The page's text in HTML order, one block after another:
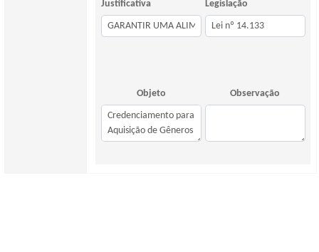
Justificativa Legislação
Objeto Observação